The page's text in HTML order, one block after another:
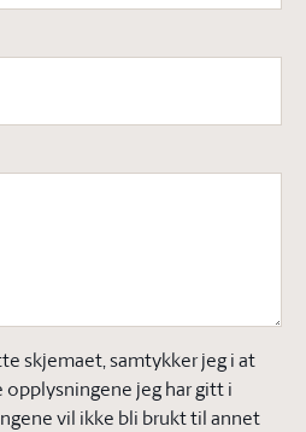
skjemaet, samtykker jeg i at
jeg har gitt i
vil ikke bli brukt til annet